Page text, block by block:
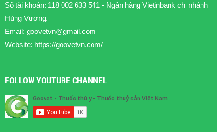
Số tài khoản: 118 002 633 541 - Ngân hàng Vietinbank chi nhánh
Hùng Vương.
Email: goovetvn@gmail.com
Website: https://goovetvn.com/
FOLLOW YOUTUBE CHANNEL